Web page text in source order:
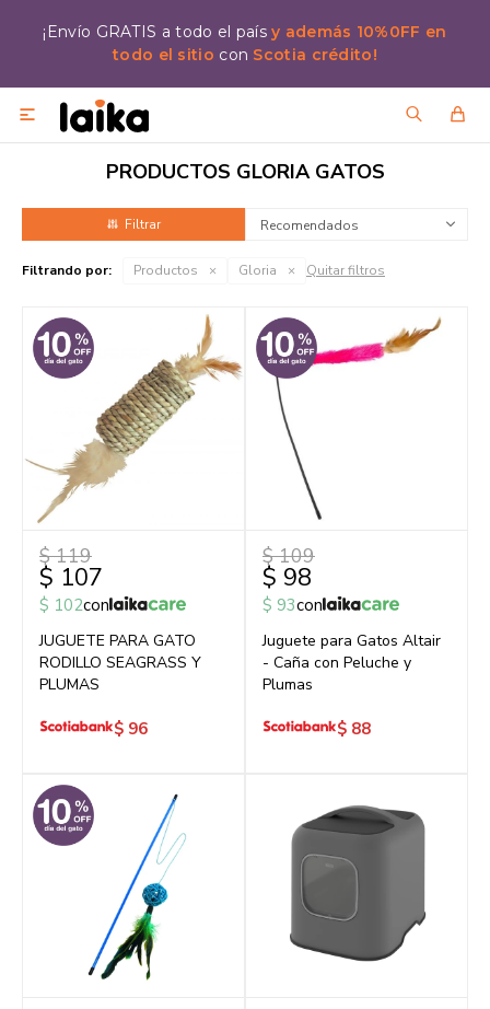
¡Envío GRATIS a todo el paísy además 10%0FF en
todo el sitio con Scotia crédito!

PRODUCTOS GLORIA GATOS
Recomendados
Filtrando por: Productos Gloria Quitar filtros
$ 107
$ 119
$ 102con
JUGUETE PARA GATO
RODILLO SEAGRASS Y
PLUMAS
$ 96
$ 98
$ 109
$ 93con
Juguete para Gatos Altair
- Caña con Peluche y
Plumas
$ 88